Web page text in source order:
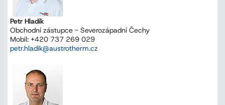
Petr Hladík
Obchodní zástupce - Severozápadní Čechy
Mobil: +420 737 269 029
petr.hladik@austrotherm.cz